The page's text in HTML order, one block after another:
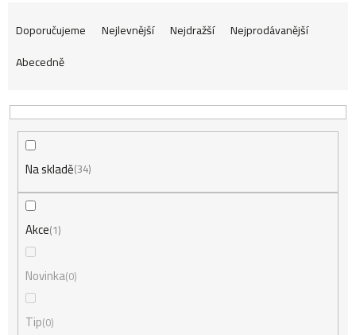
Ř
a
z
e
Doporučujeme Nejlevnější Nejdražší
Nejprodávanější
Abecedně
Na skladě 34
Akce 1
Novinka 0
Tip 0